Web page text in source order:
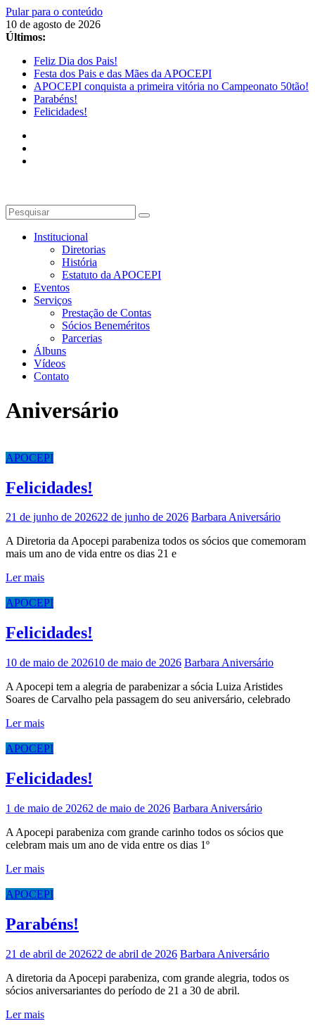
Pular para o conteúdo
10 de agosto de 2026
Últimos:
Feliz Dia dos Pais!
Festa dos Pais e das Mães da APOCEPI
APOCEPI conquista a primeira vitória no Campeonato 50tão!
Parabéns!
Felicidades!
Institucional
Diretorias
História
Estatuto da APOCEPI
Eventos
Serviços
Prestação de Contas
Sócios Beneméritos
Parcerias
Álbuns
Vídeos
Contato
Aniversário
APOCEPI
Felicidades!
21 de junho de 202622 de junho de 2026 BarbaraAniversário
A Diretoria da Apocepi parabeniza todos os sócios que comemoram
mais um ano de vida entre os dias 21 e
Ler mais
APOCEPI
Felicidades!
10 de maio de 202610 de maio de 2026 Barbara Aniversário
A Apocepi tem a alegria de parabenizar a sócia Luiza Aristides
Soares de Carvalho pela passagem do seu aniversário, celebrado
Ler mais
APOCEPI
Felicidades!
1 de maio de 20262 de maio de 2026 Barbara Aniversário
A Apocepi parabeniza com grande carinho todos os sócios que
celebram mais um ano de vida entre os dias 1º
Ler mais
APOCEPI
Parabéns!
21 de abril de 202622 de abril de 2026 Barbara Aniversário
A diretoria da Apocepi parabeniza, com grande alegria, todos os
sócios aniversariantes do período de 21 a 30 de abril.
Ler mais